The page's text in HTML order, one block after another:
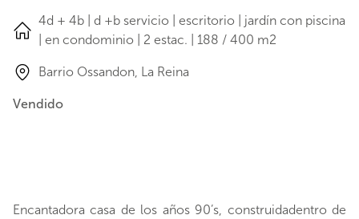
4d + 4b | d +b servicio | escritorio | jardín con piscina
| en condominio | 2 estac. | 188 / 400 m2
Barrio Ossandon, La Reina
Vendido
Encantadora casa de los años 90’s, construidadentro de